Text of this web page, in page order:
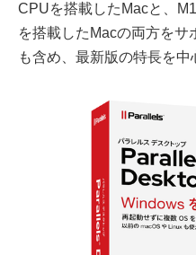
CPUを搭載したMacと、
を搭載したMacの両方をサ
も含め、最新版の特長を中